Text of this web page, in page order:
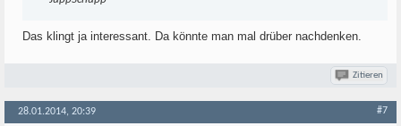
Das klingt ja interessant. Da könnte man mal drüber nachdenken.
Zitieren
28.01.2014, 20:39 #7